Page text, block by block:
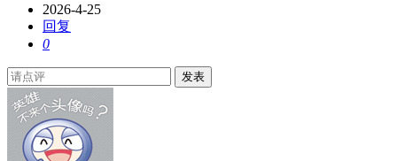
2026-4-25
回复
0
发表